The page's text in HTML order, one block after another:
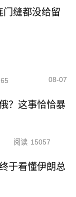
门缝都没给留
08-07
？这事恰恰暴
阅读 15057
于看懂伊朗总